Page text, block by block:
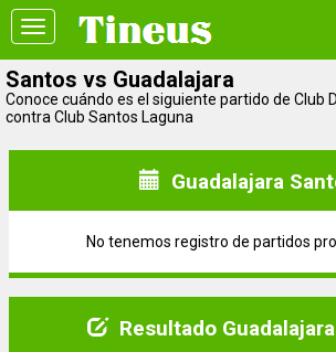
Toggle
navigation
Santos vs Guadalajara
Conoce cuándo es el siguiente partido de Club
contra Club Santos Laguna
Guadalajara
No tenemos registro de partidos
Resultado